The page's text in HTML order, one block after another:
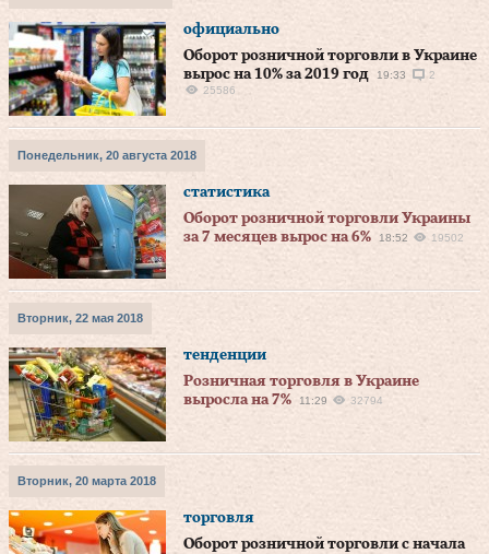
официально
Оборот розничной торговли в Украине
вырос на 10% за 2019 год
19:33
2
25586
Понедельник, 20 августа 2018
статистика
Оборот розничной торговли Украины
за 7 месяцев вырос на 6%
18:52 19502
Вторник, 22 мая 2018
тенденции
Розничная торговля в Украине
выросла на 7%
11:29 32794
Вторник, 20 марта 2018
торговля
Оборот розничной торговли с начала